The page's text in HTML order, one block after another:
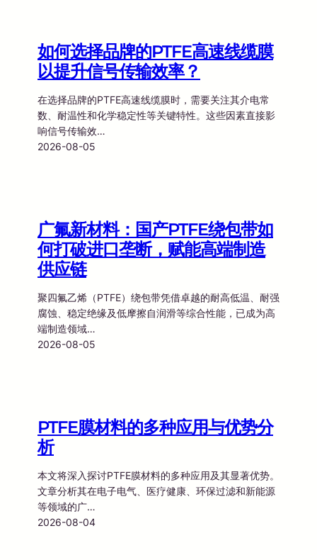
如何选择品牌的PTFE高速线缆膜
以提升信号传输效率？
在选择品牌的PTFE高速线缆膜时，需要关注其介电常
数、耐温性和化学稳定性等关键特性。这些因素直接影
响信号传输效…
2026-08-05
广氟新材料：国产PTFE绕包带如
何打破进口垄断，赋能高端制造
供应链
聚四氟乙烯（PTFE）绕包带凭借卓越的耐高低温、耐强
腐蚀、稳定绝缘及低摩擦自润滑等综合性能，已成为高
端制造领域…
2026-08-05
PTFE膜材料的多种应用与优势分
析
本文将深入探讨PTFE膜材料的多种应用及其显著优势。
文章分析其在电子电气、医疗健康、环保过滤和新能源
等领域的广…
2026-08-04